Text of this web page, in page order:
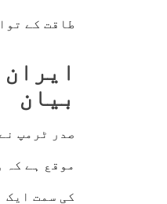
طاقت کے
بیان
صدر ٹرمپ
موقع ہے کہ
کی سمت ایک